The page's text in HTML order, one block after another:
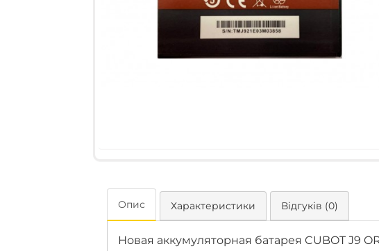
Опис Характеристики Відгуків (0)
Новая аккумуляторная батарея CUBOT J9